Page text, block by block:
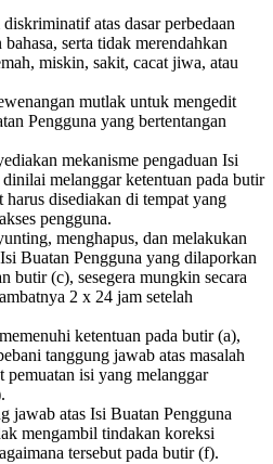
atas dasar perbedaan
serta tidak merendahkan
miskin, sakit, cacat jiwa, atau
mutlak untuk mengedit
Pengguna yang bertentangan
mekanisme pengaduan Isi
melanggar ketentuan pada butir
harus disediakan di tempat yang
pengguna.
menghapus, dan melakukan
Buatan Pengguna yang dilaporkan
butir (c), sesegera mungkin secara
2 x 24 jam setelah
ketentuan pada butir (a),
tanggung jawab atas masalah
isi yang melanggar
jawab atas Isi Buatan Pengguna
mengambil tindakan koreksi
tersebut pada butir (f).